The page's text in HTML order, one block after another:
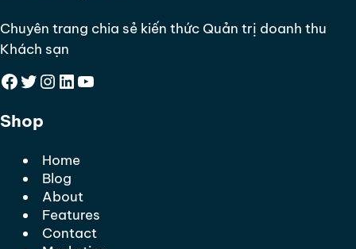
Chuyên trang chia sẻ kiến thức Quản trị doanh thu
Khách sạn
Facebook
Twitter
Instagram
LinkedIn
YouTube
Shop
Home
Blog
About
Features
Contact